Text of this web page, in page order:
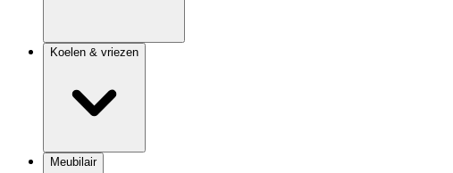
Koelen & vriezen
Meubilair